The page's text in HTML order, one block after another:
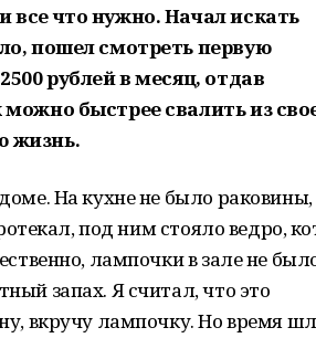
все что нужно. Начал искать
пошел смотреть первую
рублей в месяц, отдав
быстрее свалить из
жизнь.
На кухне не было раковины,
под ним стояло ведро,
лампочки в зале не
запах. Я считал, что это
вкручу лампочку. Но время